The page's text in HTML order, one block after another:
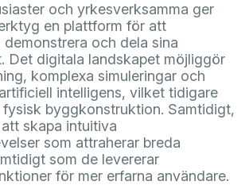
och yrkesverksamma ger
en plattform för att
demonstrera och dela sina
Det digitala landskapet möjliggör
komplexa simuleringar och
intelligens, vilket tidigare
byggkonstruktion. Samtidigt,
skapa intuitiva
som attraherar breda
som de levererar
för mer erfarna användare.